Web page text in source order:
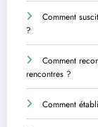
Comment
?
Comment
rencontres ?
Comment